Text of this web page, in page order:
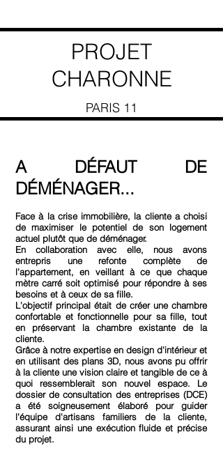
PROJET
CHARONNE
PARIS 11
A DÉFAUT DE
DÉMÉNAGER...
Face à la crise immobilière, la cliente a choisi
de maximiser le potentiel de son logement
actuel plutôt que de déménager.
En collaboration avec elle, nous avons
entrepris une refonte complète de
l'appartement, en veillant à ce que chaque
mètre carré soit optimisé pour répondre à ses
besoins et à ceux de sa fille.
L'objectif principal était de créer une chambre
confortable et fonctionnelle pour sa fille, tout
en préservant la chambre existante de la
cliente.
Grâce à notre expertise en design d'intérieur et
en utilisant des plans 3D, nous avons pu offrir
à la cliente une vision claire et tangible de ce à
quoi ressemblerait son nouvel espace. Le
dossier de consultation des entreprises (DCE)
a été soigneusement élaboré pour guider
l'équipe d'artisans familiers de la cliente,
assurant ainsi une exécution fluide et précise
du projet.